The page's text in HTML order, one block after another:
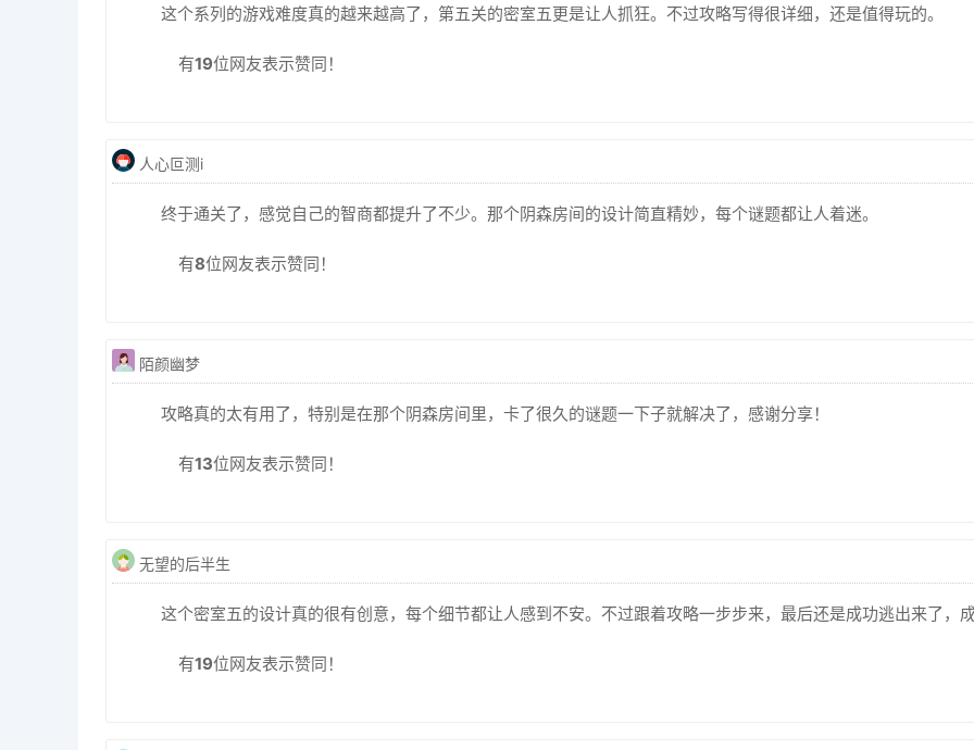
这个系列的游戏难度真的越来越高了，第五关的密室五更是让人抓狂。不过攻略写得很详细，还是值得玩的。
有19位网友表示赞同！
人心叵测i
终于通关了，感觉自己的智商都提升了不少。那个阴森房间的设计简直精妙，每个谜题都让人着迷。
有8位网友表示赞同！
陌颜幽梦
攻略真的太有用了，特别是在那个阴森房间里，卡了很久的谜题一下子就解决了，感谢分享！
有13位网友表示赞同！
无望的后半生
这个密室五的设计真的很有创意，每个细节都让人感到不安。不过跟着攻略一步步来，最后还是成功逃出来了，
有19位网友表示赞同！